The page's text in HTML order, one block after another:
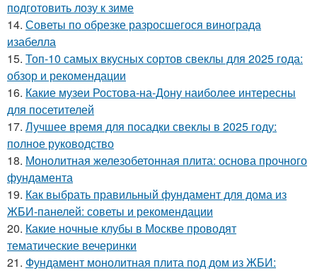
подготовить лозу к зиме
14. Советы по обрезке разросшегося винограда
изабелла
15. Топ-10 самых вкусных сортов свеклы для 2025 года:
обзор и рекомендации
16. Какие музеи Ростова-на-Дону наиболее интересны
для посетителей
17. Лучшее время для посадки свеклы в 2025 году:
полное руководство
18. Монолитная железобетонная плита: основа прочного
фундамента
19. Как выбрать правильный фундамент для дома из
ЖБИ-панелей: советы и рекомендации
20. Какие ночные клубы в Москве проводят
тематические вечеринки
21. Фундамент монолитная плита под дом из ЖБИ: